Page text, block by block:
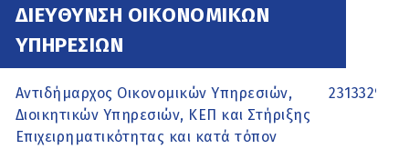
ΔΙΕΥΘΥΝΣΗ ΟΙΚΟΝΟΜΙΚΩΝ
ΥΠΗΡΕΣΙΩΝ
Αντιδήμαρχος Οικονομικών Υπηρεσιών,
Διοικητικών Υπηρεσιών, ΚΕΠ και Στήριξης
Επιχειρηματικότητας και κατά τόπον
2313329503